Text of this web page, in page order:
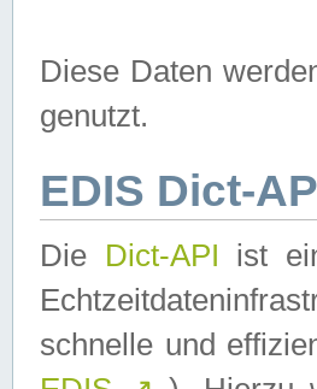
Diese Daten
genutzt.
EDIS Dict-
Die Dict-API ist
schnelle und